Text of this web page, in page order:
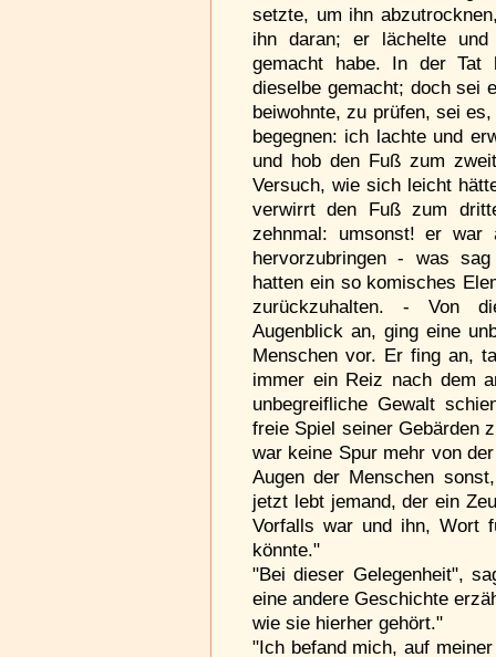
setzte, um ihn
ihn daran; er lächelte
gemacht habe. In der Tat
dieselbe gemacht; doch sei
beiwohnte, zu prüfen, sei
begegnen: ich lachte und
und hob den Fuß zum
Versuch, wie sich leicht
verwirrt den Fuß zum
zehnmal: umsonst! er war
hervorzubringen - was
hatten ein so komisches
zurückzuhalten. - Von
Augenblick an, ging eine
Menschen vor. Er fing an,
immer ein Reiz nach dem
unbegreifliche Gewalt
freie Spiel seiner Gebärden
war keine Spur mehr von
Augen der Menschen
jetzt lebt jemand, der ein
Vorfalls war und ihn, Wort
könnte."
"Bei dieser Gelegenheit",
eine andere Geschichte
wie sie hierher gehört."
"Ich befand mich, auf